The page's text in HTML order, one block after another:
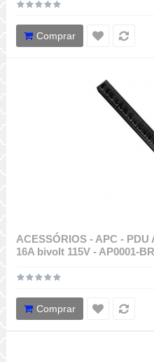
Comprar
ACESSÓRIOS - APC - PDU
16A bivolt 115V - AP0001-BR
Comprar